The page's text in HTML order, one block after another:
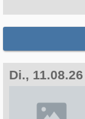
Di.,